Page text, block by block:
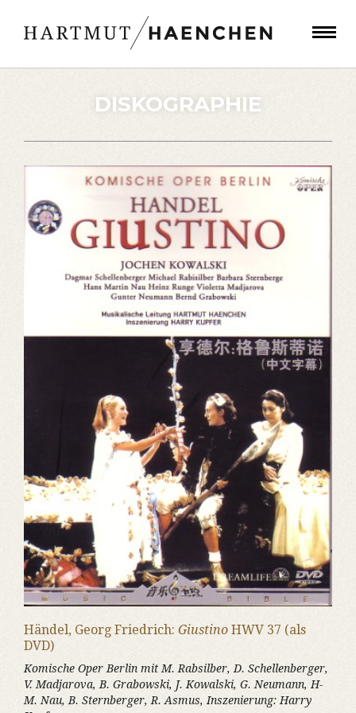
DISKOGRAPHIE
Händel, Georg Friedrich: Giustino HWV 37 (als
DVD)
Komische Oper Berlin mit M. Rabsilber, D. Schellenberger,
V. Madjarova, B. Grabowski, J. Kowalski, G. Neumann, H-
M. Nau, B. Sternberger, R. Asmus, Inszenierung: Harry